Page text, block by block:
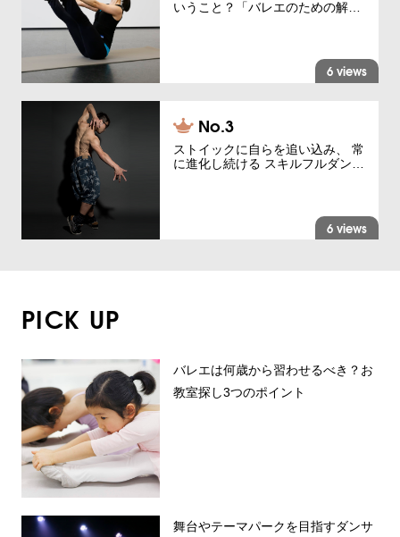
いうこと？「バレエのための解…
6 views
ストイックに自らを追い込み、 常
に進化し続ける スキルフルダン…
6 views
PICK UP
バレエは何歳から習わせるべき？お
教室探し3つのポイント
舞台やテーマパークを目指すダンサ